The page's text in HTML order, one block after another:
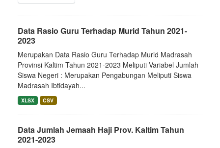
Data Rasio Guru Terhadap Murid Tahun 2021-
2023
Merupakan Data Rasio Guru Terhadap Murid Madrasah
Provinsi Kaltim Tahun 2021-2023 Meliputi Variabel Jumlah
Siswa Negeri : Merupakan Pengabungan Meliputi Siswa
Madrasah Ibtidayah...
XLSX CSV
Data Jumlah Jemaah Haji Prov. Kaltim Tahun
2021-2023